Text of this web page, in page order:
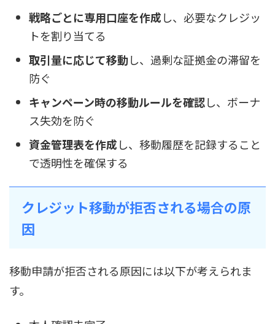
戦略ごとに専用口座を作成し、必要なクレジッ
トを割り当てる
取引量に応じて移動し、過剰な証拠金の滞留を
防ぐ
キャンペーン時の移動ルールを確認し、ボーナ
ス失効を防ぐ
資金管理表を作成し、移動履歴を記録すること
で透明性を確保する
クレジット移動が拒否される場合の原
因
移動申請が拒否される原因には以下が考えられま
す。